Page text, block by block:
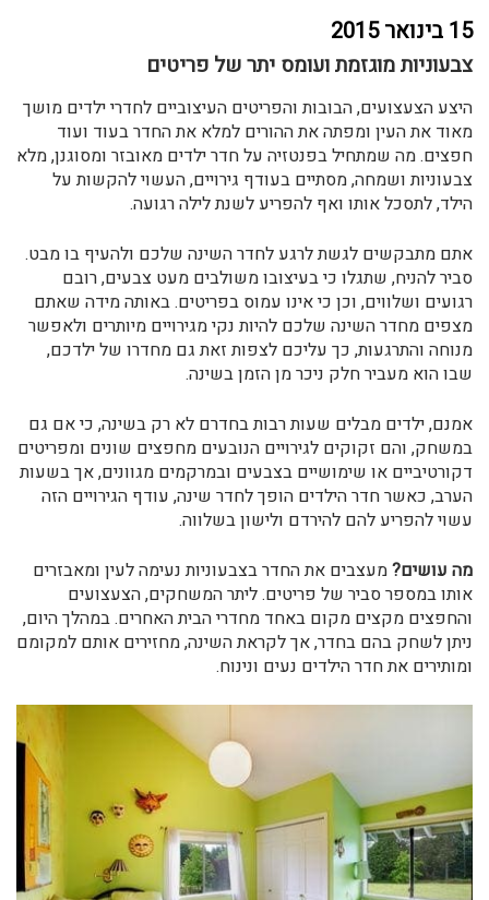
15 בינואר 2015
צבעוניות מוגזמת ועומס יתר של פריטים
היצע הצעצועים, הבובות והפריטים העיצוביים לחדרי ילדים מושך
מאוד את העין ומפתה את ההורים למלא את החדר בעוד ועוד
חפצים. מה שמתחיל בפנטזיה על חדר ילדים מאובזר ומסוגנן, מלא
צבעוניות ושמחה, מסתיים בעודף גירויים, העשוי להקשות על
הילד, לתסכל אותו ואף להפריע לשנת לילה רגועה.
אתם מתבקשים לגשת לרגע לחדר השינה שלכם ולהעיף בו מבט.
סביר להניח, שתגלו כי בעיצובו משולבים מעט צבעים, רובם
רגועים ושלווים, וכן כי אינו עמוס בפריטים. באותה מידה שאתם
מצפים מחדר השינה שלכם להיות נקי מגירויים מיותרים ולאפשר
מנוחה והתרגעות, כך עליכם לצפות זאת גם מחדרו של ילדכם,
שבו הוא מעביר חלק ניכר מן הזמן בשינה.
אמנם, ילדים מבלים שעות רבות בחדרם לא רק בשינה, כי אם גם
במשחק, והם זקוקים לגירויים הנובעים מחפצים שונים ומפריטים
דקורטיביים או שימושיים בצבעים ובמרקמים מגוונים, אך בשעות
הערב, כאשר חדר הילדים הופך לחדר שינה, עודף הגירויים הזה
עשוי להפריע להם להירדם ולישון בשלווה.
מה עושים?מעצבים את החדר בצבעוניות נעימה לעין ומאבזרים
אותו במספר סביר של פריטים. ליתר המשחקים, הצעצועים
והחפצים מקצים מקום באחד מחדרי הבית האחרים. במהלך היום,
ניתן לשחק בהם בחדר, אך לקראת השינה, מחזירים אותם למקומם
ומותירים את חדר הילדים נעים ונינוח.